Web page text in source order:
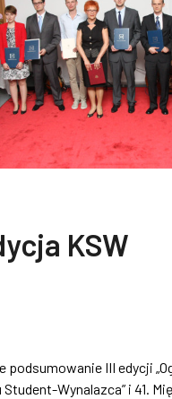
KSW
podsumowanie III edycji
Wynalazca” i 41.